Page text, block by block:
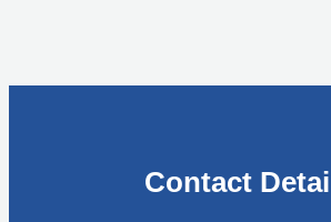
Contact